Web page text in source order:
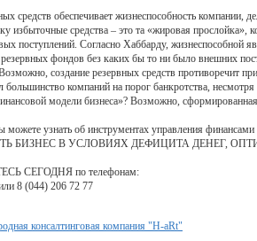
средств обеспечивает жизнеспособность компании,
избыточные средства – это та «жировая
поступлений. Согласно Хаббарду, жизнеспособной
фондов без каких бы то ни было внешних
создание резервных средств противоречит
большинство компаний на порог банкротства,
модели бизнеса»? Возможно,
можете узнать об инструментах управления
БИЗНЕС В УСЛОВИЯХ ДЕФИЦИТА ДЕНЕГ,
СЕГОДНЯ по телефонам:
8 (044) 206 72 77
консалтинговая компания "H-aRt"